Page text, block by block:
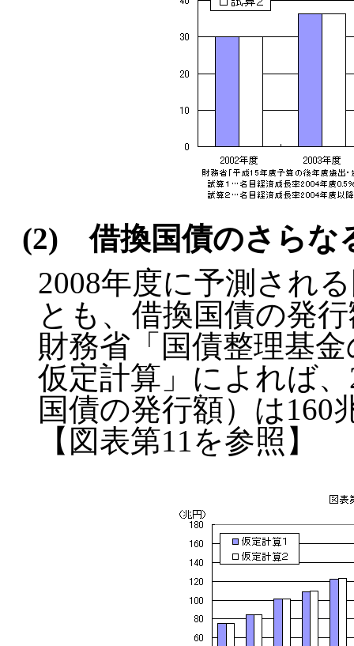
(2) 借換国債のさらな
2008年度に予測され
とも、借換国債の発
財務省「国債整理基
仮定計算」によれば
国債の発行額）は160
【図表第11を参照】